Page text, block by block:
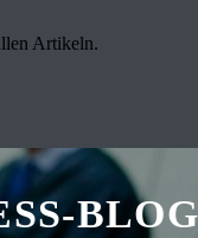
Artikeln.